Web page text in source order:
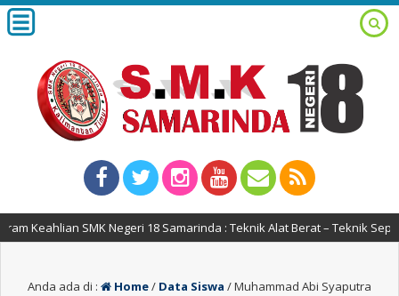
Keahlian SMK Negeri 18 Samarinda : Teknik Alat Berat – Teknik
Anda ada di : Home/ Data Siswa /Muhammad Abi Syaputra